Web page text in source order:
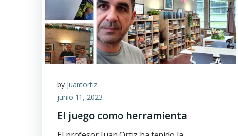
by juantortiz
junio 11, 2023
El juego como herramienta